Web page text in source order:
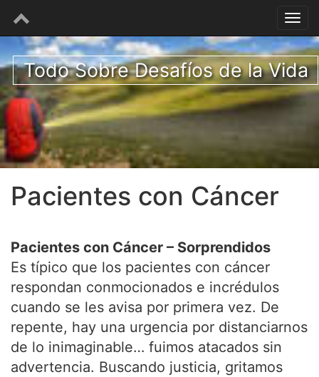
Todo Sobre Desafíos de la Vida
Pacientes con Cáncer
Pacientes con Cáncer – Sorprendidos
Es típico que los pacientes con cáncer
respondan conmocionados e incrédulos
cuando se les avisa por primera vez. De
repente, hay una urgencia por distanciarnos
de lo inimaginable… fuimos atacados sin
advertencia. Buscando justicia, gritamos